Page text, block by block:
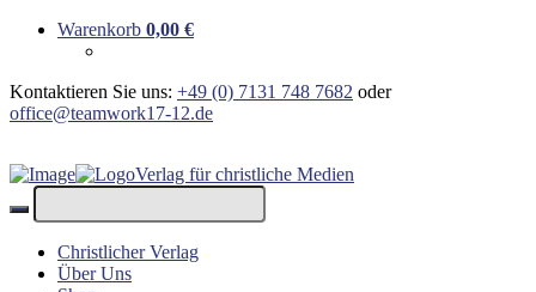
Warenkorb 0,00 €
Kontaktieren Sie uns: +49 (0) 7131 748 7682 oder
office@teamwork17-12.de
Verlag für christliche Medien
Christlicher Verlag
Über Uns